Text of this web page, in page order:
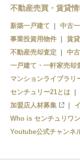
宇治駅
ＪＲ小倉駅
新田駅
三室戸駅
宇治駅
不動産売買・賃貸
新築一戸建て 中古
事業投資用物件
賃
不動産売却査定
中
一戸建て・一軒家売却
マンションライブラリ
センチュリー21とは
加盟店人材募集
Who is センチュリワ
Youtube公式チャンネ